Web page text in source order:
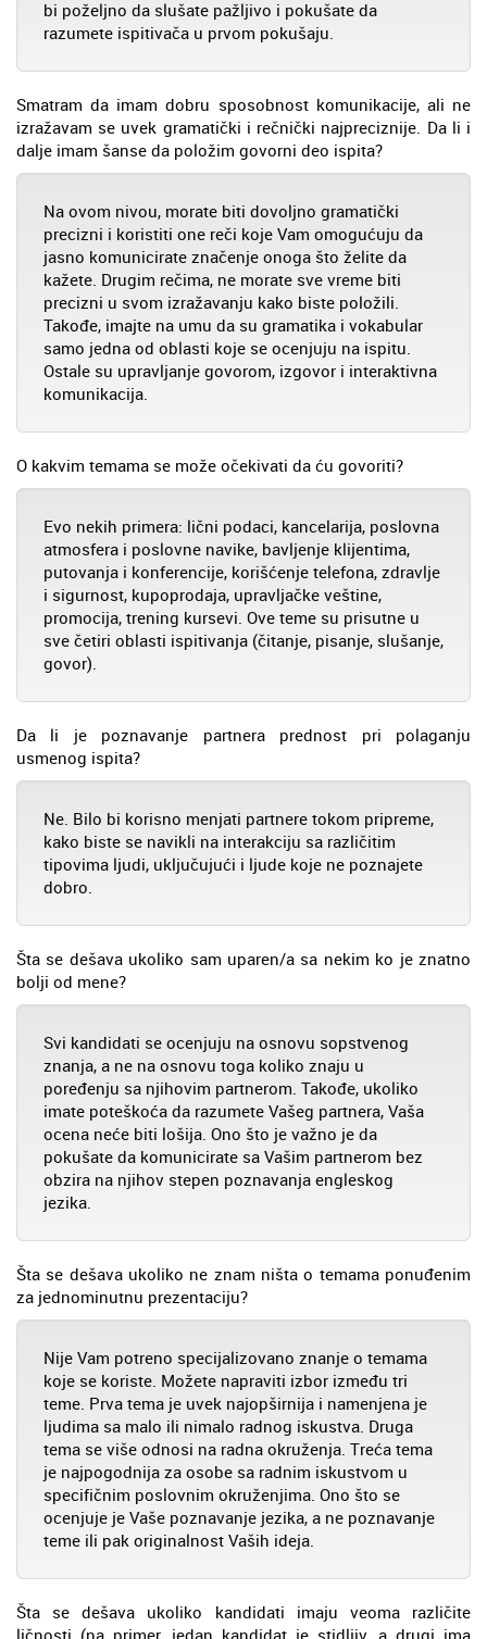
bi poželjno da slušate pažljivo i pokušate da
razumete ispitivača u prvom pokušaju.
Smatram da imam dobru sposobnost komunikacije, ali ne
izražavam se uvek gramatički i rečnički najpreciznije. Da li i
dalje imam šanse da položim govorni deo ispita?
Na ovom nivou, morate biti dovoljno gramatički
precizni i koristiti one reči koje Vam omogućuju da
jasno komunicirate značenje onoga što želite da
kažete. Drugim rečima, ne morate sve vreme biti
precizni u svom izražavanju kako biste položili.
Takođe, imajte na umu da su gramatika i vokabular
samo jedna od oblasti koje se ocenjuju na ispitu.
Ostale su upravljanje govorom, izgovor i interaktivna
komunikacija.
O kakvim temama se može očekivati da ću govoriti?
Evo nekih primera: lični podaci, kancelarija, poslovna
atmosfera i poslovne navike, bavljenje klijentima,
putovanja i konferencije, korišćenje telefona, zdravlje
i sigurnost, kupoprodaja, upravljačke veštine,
promocija, trening kursevi. Ove teme su prisutne u
sve četiri oblasti ispitivanja (čitanje, pisanje, slušanje,
govor).
Da li je poznavanje partnera prednost pri polaganju
usmenog ispita?
Ne. Bilo bi korisno menjati partnere tokom pripreme,
kako biste se navikli na interakciju sa različitim
tipovima ljudi, uključujući i ljude koje ne poznajete
dobro.
Šta se dešava ukoliko sam uparen/a sa nekim ko je znatno
bolji od mene?
Svi kandidati se ocenjuju na osnovu sopstvenog
znanja, a ne na osnovu toga koliko znaju u
poređenju sa njihovim partnerom. Takođe, ukoliko
imate poteškoća da razumete Vašeg partnera, Vaša
ocena neće biti lošija. Ono što je važno je da
pokušate da komunicirate sa Vašim partnerom bez
obzira na njihov stepen poznavanja engleskog
jezika.
Šta se dešava ukoliko ne znam ništa o temama ponuđenim
za jednominutnu prezentaciju?
Nije Vam potreno specijalizovano znanje o temama
koje se koriste. Možete napraviti izbor između tri
teme. Prva tema je uvek najopširnija i namenjena je
ljudima sa malo ili nimalo radnog iskustva. Druga
tema se više odnosi na radna okruženja. Treća tema
je najpogodnija za osobe sa radnim iskustvom u
specifičnim poslovnim okruženjima. Ono što se
ocenjuje je Vaše poznavanje jezika, a ne poznavanje
teme ili pak originalnost Vaših ideja.
Šta se dešava ukoliko kandidati imaju veoma različite